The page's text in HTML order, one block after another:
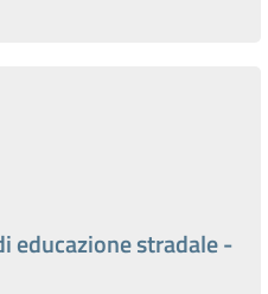
stradale -